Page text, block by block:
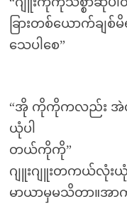
ခြားတစ်ယောက်ချ
သေပါစေ”
“အို ကိုကိုကလည်း အဲလို
ယုံပါ
တယ်ကိုကို”
ဂျူးဂျူးတကယ်လုံး
မာယာမှမသိတာ။အာ